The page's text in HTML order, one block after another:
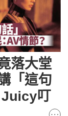
落大堂
「這句
Juicy叮